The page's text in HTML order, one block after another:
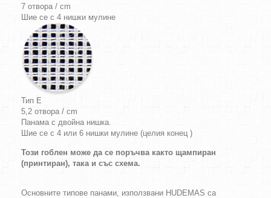
7 отвора / cm
Шие се с 4 нишки мулине
Тип E
5,2 отвора / cm
Панама с двойна нишка.
Шие се с 4 или 6 нишки мулине (целия конец )
Този гоблен може да се поръчва както щампиран
(принтиран), така и със схема.
Основните типове панами, използвани HUDEMAS са